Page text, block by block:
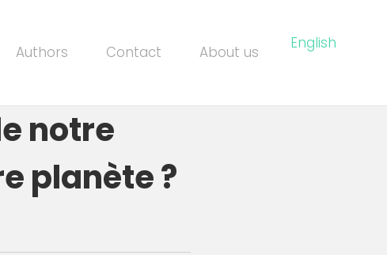
Authors Contact About us English
notre
planète ?